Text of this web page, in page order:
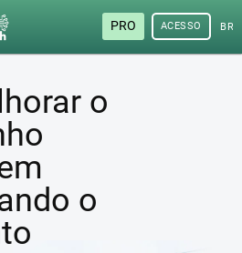
PRO ACESSO
o
o